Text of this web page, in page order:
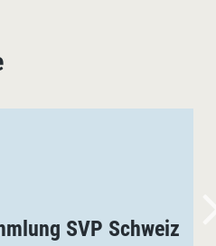
SVP Schweiz